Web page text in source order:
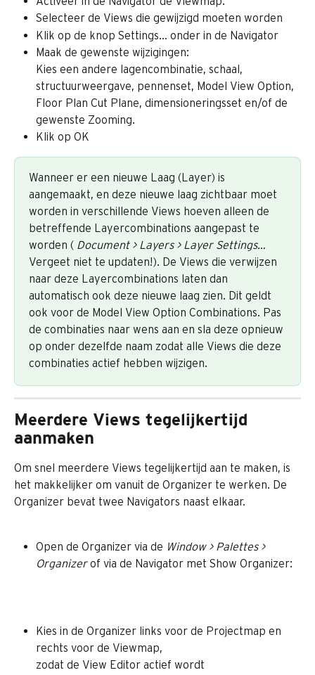
Selecteer de Views die gewijzigd moeten worden
Klik op de knop Settings… onder in de Navigator
Maak de gewenste wijzigingen:
Kies een andere lagencombinatie, schaal,
structuurweergave, pennenset, Model View Option,
Floor Plan Cut Plane, dimensioneringsset en/of de
gewenste Zooming.
Klik op OK
Wanneer er een nieuwe Laag (Layer) is
aangemaakt, en deze nieuwe laag zichtbaar moet
worden in verschillende Views hoeven alleen de
betreffende Layercombinations aangepast te
worden ( Document > Layers > Layer Settings…
Vergeet niet te updaten!). De Views die verwijzen
naar deze Layercombinations laten dan
automatisch ook deze nieuwe laag zien. Dit geldt
ook voor de Model View Option Combinations. Pas
de combinaties naar wens aan en sla deze opnieuw
op onder dezelfde naam zodat alle Views die deze
combinaties actief hebben wijzigen.
Meerdere Views tegelijkertijd
aanmaken
Om snel meerdere Views tegelijkertijd aan te maken, is
het makkelijker om vanuit de Organizer te werken. De
Organizer bevat twee Navigators naast elkaar.
Open de Organizer via de Window > Palettes >
Organizer of via de Navigator met Show Organizer:
Kies in de Organizer links voor de Projectmap en
rechts voor de Viewmap,
zodat de View Editor actief wordt